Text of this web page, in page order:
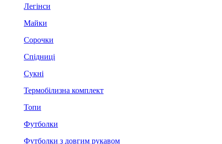
Легінси
Майки
Сорочки
Спідниці
Сукні
Термобілизна комплект
Топи
Футболки
Футболки з довгим рукавом